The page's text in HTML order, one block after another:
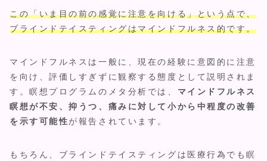
この「いま目の前の感覚に注意を向ける」という点で、
ブラインドテイスティングはマインドフルネス的です。
マインドフルネスは一般に、現在の経験に意図的に注意
を向け、評価しすぎずに観察する態度として説明されま
す。瞑想プログラムのメタ分析では、 マインドフルネス
瞑想が不安、抑うつ、痛みに対して小から中程度の改善
を示す可能性が報告されています。
もちろん、ブラインドテイスティングは医療行為でも瞑